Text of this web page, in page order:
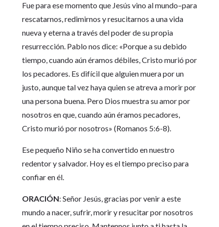
Fue para ese momento que Jesús vino al mundo–para
rescatarnos, redimirnos y resucitarnos a una vida
nueva y eterna a través del poder de su propia
resurrección. Pablo nos dice: «Porque a su debido
tiempo, cuando aún éramos débiles, Cristo murió por
los pecadores. Es difícil que alguien muera por un
justo, aunque tal vez haya quien se atreva a morir por
una persona buena. Pero Dios muestra su amor por
nosotros en que, cuando aún éramos pecadores,
Cristo murió por nosotros» (Romanos 5:6-8).
Ese pequeño Niño se ha convertido en nuestro
redentor y salvador. Hoy es el tiempo preciso para
confiar en él.
ORACIÓN: Señor Jesús, gracias por venir a este
mundo a nacer, sufrir, morir y resucitar por nosotros